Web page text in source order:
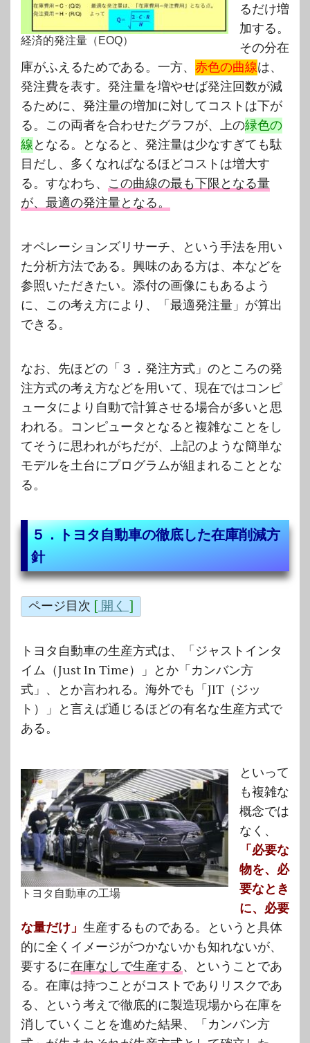
経済的発注量（EOQ）
るだけ増
加する。
その分在
庫がふえるためである。一方、 赤色の曲線は、
発注費を表す。発注量を増やせば発注回数が減
るために、発注量の増加に対してコストは下が
る。この両者を合わせたグラフが、上の緑色の
線となる。となると、発注量は少なすぎても駄
目だし、多くなればなるほどコストは増大す
る。すなわち、 この曲線の最も下限となる量
が、最適の発注量となる。
オペレーションズリサーチ、という手法を用い
た分析方法である。興味のある方は、本などを
参照いただきたい。添付の画像にもあるよう
に、この考え方により、「最適発注量」が算出
できる。
なお、先ほどの「３．発注方式」のところの発
注方式の考え方などを用いて、現在ではコンピ
ュータにより自動で計算させる場合が多いと思
われる。コンピュータとなると複雑なことをし
てそうに思われがちだが、上記のような簡単な
モデルを土台にプログラムが組まれることとな
る。
５．トヨタ自動車の徹底した在庫削減方
針
ページ目次 [ 開く ]
トヨタ自動車の生産方式は、「ジャストインタ
イム（Just In Time）」とか「カンバン方
式」、とか言われる。海外でも「JIT（ジッ
ト）」と言えば通じるほどの有名な生産方式で
ある。
トヨタ自動車の工場
といって
も複雑な
概念では
なく、
「必要な
物を、必
要なとき
に、必要
な量だけ」 生産するものである。というと具体
的に全くイメージがつかないかも知れないが、
要するに在庫なしで生産する、ということであ
る。在庫は持つことがコストでありリスクであ
る、という考えで徹底的に製造現場から在庫を
消していくことを進めた結果、「カンバン方